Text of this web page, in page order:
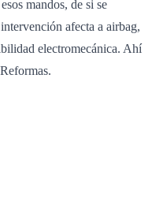
mandos, de si se
afecta a airbag,
electromecánica. Ahí